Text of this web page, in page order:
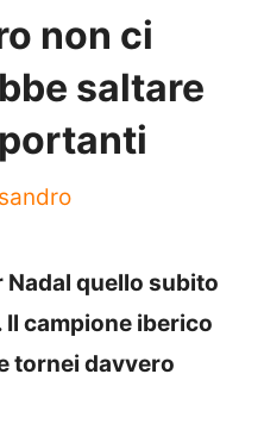
non ci
saltare
quello subito
Il campione iberico
tornei davvero